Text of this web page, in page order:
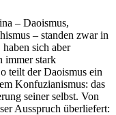
– Daoismus,
– standen zwar in
sich aber
immer stark
teilt der Daoismus ein
Konfuzianismus: das
seiner selbst. Von
Ausspruch überliefert: